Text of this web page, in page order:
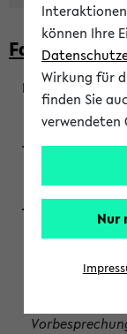
Faculty of
200923
Wendisch,
Projektmodul
Persönliche
können Ihre
Wirkung für
finden Sie
verwendeten
Nur